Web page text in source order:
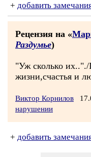
+ добавить
Рецензия на «
Раздумье)
"Уж сколько
жизни,счастья и
Виктор Корнилов
нарушении
+ добавить